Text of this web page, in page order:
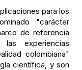
para los
"carácter
de referencia
experiencias
colombiana"
científica, y son